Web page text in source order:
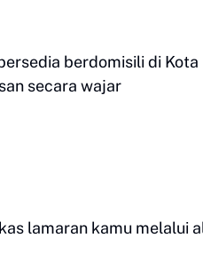
berdomisili di Kota
secara wajar
lamaran kamu melalui